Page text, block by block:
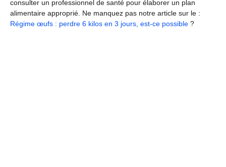
consulter un professionnel de santé pour élaborer un plan
alimentaire approprié. Ne manquez pas notre article sur le :
Régime œufs : perdre 6 kilos en 3 jours, est-ce possible ?